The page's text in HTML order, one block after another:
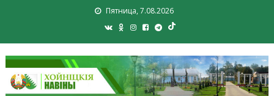
Пятница, 7.08.2026